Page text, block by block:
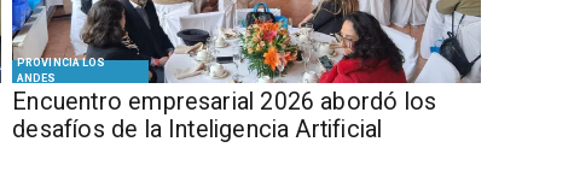
PROVINCIA LOS
ANDES
Encuentro empresarial 2026 abordó los
desafíos de la Inteligencia Artificial